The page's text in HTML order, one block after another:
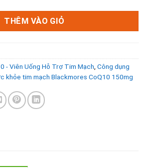
THÊM VÀO GIỎ
- Viên Uống Hỗ Trợ Tim Mạch Công dụng
khỏe tim mạch Blackmores CoQ10 150mg